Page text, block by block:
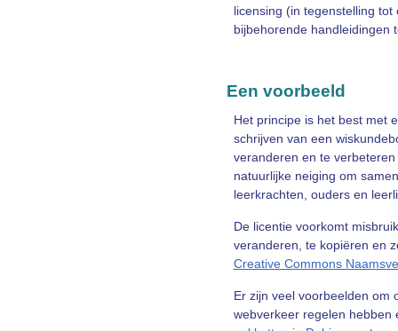
licensing (in tegenstelling
bijbehorende handleidingen
Een voorbeeld
Het principe is het best met
schrijven van een
veranderen en te
natuurlijke neiging om
leerkrachten, ouders en
De licentie voorkomt
veranderen, te kopiëren en
Creative Commons
Er zijn veel voorbeelden om
webverkeer regelen hebben